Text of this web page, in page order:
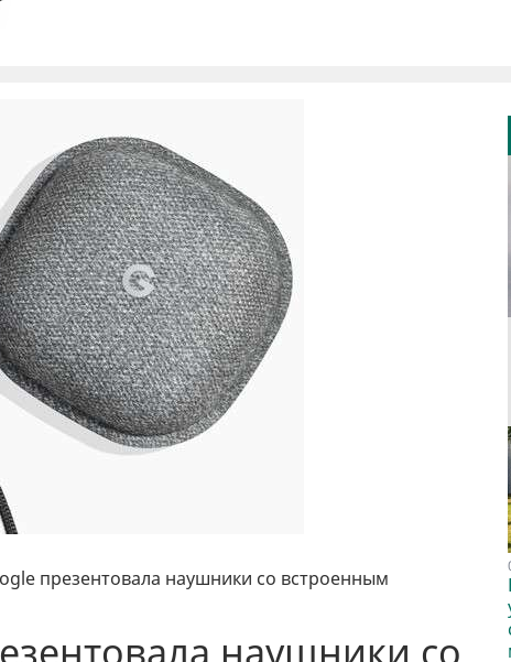
презентовала наушники со встроенным
наушники со